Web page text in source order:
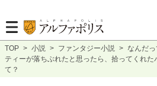
TOP > 小説 > ファンタジー小説 > なんだ
ティーが落ちぶれたと思ったら、拾ってくれ
て？